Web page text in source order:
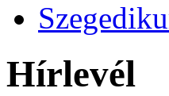
Hírlevél